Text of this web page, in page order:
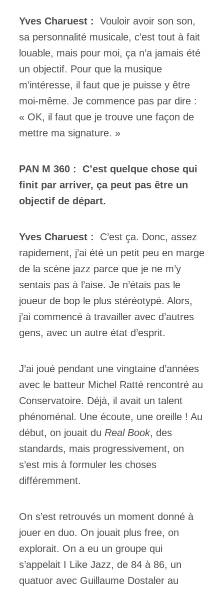
Yves Charuest :
Vouloir avoir son son,
sa personnalité musicale, c’est tout à fait
louable, mais pour moi, ça n’a jamais été
un objectif. Pour que la musique
m’intéresse, il faut que je puisse y être
moi-même. Je commence pas par dire :
« OK, il faut que je trouve une façon de
mettre ma signature. »
PAN M 360 :
C’est quelque chose qui
finit par arriver, ça peut pas être un
objectif de départ.
Yves Charuest :
C’est ça. Donc, assez
rapidement, j’ai été un petit peu en marge
de la scène jazz parce que je ne m’y
sentais pas à l’aise. Je n’étais pas le
joueur de bop le plus stéréotypé. Alors,
j’ai commencé à travailler avec d’autres
gens, avec un autre état d’esprit.
J’ai joué pendant une vingtaine d’années
avec le batteur Michel Ratté rencontré au
Conservatoire. Déjà, il avait un talent
phénoménal. Une écoute, une oreille ! Au
début, on jouait du Real Book, des
standards, mais progressivement, on
s’est mis à formuler les choses
différemment.
On s’est retrouvés un moment donné à
jouer en duo. On jouait plus free, on
explorait. On a eu un groupe qui
s’appelait I Like Jazz, de 84 à 86, un
quatuor avec Guillaume Dostaler au